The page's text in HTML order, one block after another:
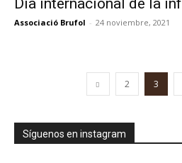
Día internacional de la
Associació Brufol - 24 noviembre, 2021
2 3
Síguenos en instagram